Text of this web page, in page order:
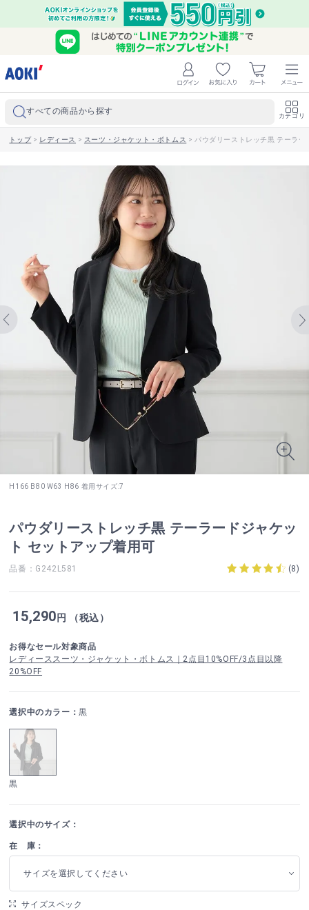
すべての商品から探す カテゴリ
トップ> レディース > スーツ・ジャケット・ボトムス > パウダリーストレッチ黒 テーラ
H166 B80 W63 H86 着用サイズ:7
パウダリーストレッチ黒 テーラードジャケッ
ト セットアップ着用可
品番：G242L581 (8)
15,290円 （税込）
お得なセール対象商品
レディーススーツ・ジャケット・ボトムス｜2点目10%OFF/3点目以降
20%OFF
選択中のカラー：黒
黒
選択中のサイズ：
在 庫：
サイズを選択してください
サイズスペック